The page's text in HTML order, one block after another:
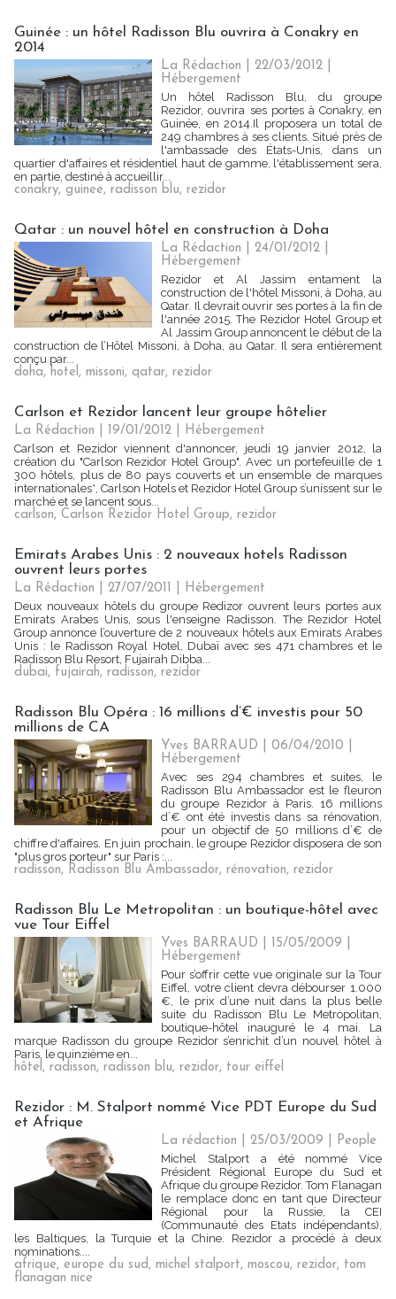
Guinée : un hôtel Radisson Blu ouvrira à Conakry en
2014
La Rédaction | 22/03/2012
Hébergement
Un hôtel Radisson Blu, du groupe
Rezidor, ouvrira ses portes à Conakry, en
Guinée, en 2014.Il proposera un total de
249 chambres à ses clients. Situé près de
l'ambassade des États-Unis, dans un
quartier d'affaires et résidentiel haut de gamme, l'établissement sera,
en partie, destiné à accueillir...
conakry, guinee, radisson blu, rezidor
Qatar : un nouvel hôtel en construction à Doha
La Rédaction | 24/01/2012
Hébergement
Rezidor et Al Jassim entament la
construction de l'hôtel Missoni, à Doha, au
Qatar. Il devrait ouvrir ses portes à la fin de
l'année 2015. The Rezidor Hotel Group et
Al Jassim Group annoncent le début de la
construction de l’Hôtel Missoni, à Doha, au Qatar. Il sera entièrement
conçu par...
doha, hotel, missoni, qatar, rezidor
Carlson et Rezidor lancent leur groupe hôtelier
La Rédaction | 19/01/2012
Hébergement
Carlson et Rezidor viennent d'annoncer, jeudi 19 janvier 2012, la
création du "Carlson Rezidor Hotel Group". Avec un portefeuille de 1
300 hôtels, plus de 80 pays couverts et un ensemble de marques
internationales*, Carlson Hotels et Rezidor Hotel Group s’unissent sur le
marché et se lancent sous...
carlson, Carlson Rezidor Hotel Group, rezidor
Emirats Arabes Unis : 2 nouveaux hotels Radisson
ouvrent leurs portes
La Rédaction | 27/07/2011
Hébergement
Deux nouveaux hôtels du groupe Redizor ouvrent leurs portes aux
Emirats Arabes Unis, sous l'enseigne Radisson. The Rezidor Hotel
Group annonce l’ouverture de 2 nouveaux hôtels aux Emirats Arabes
Unis : le Radisson Royal Hotel, Dubaï avec ses 471 chambres et le
Radisson Blu Resort, Fujairah Dibba...
dubai, fujairah, radisson, rezidor
Radisson Blu Opéra : 16 millions d’€ investis pour 50
millions de CA
Yves BARRAUD | 06/04/2010
Hébergement
Avec ses 294 chambres et suites, le
Radisson Blu Ambassador est le fleuron
du groupe Rezidor à Paris. 16 millions
d’€ ont été investis dans sa rénovation,
pour un objectif de 50 millions d’€ de
chiffre d'affaires. En juin prochain, le groupe Rezidor disposera de son
"plus gros porteur" sur Paris :...
radisson, Radisson Blu Ambassador, rénovation, rezidor
Radisson Blu Le Metropolitan : un boutique-hôtel avec
vue Tour Eiffel
Yves BARRAUD | 15/05/2009
Hébergement
Pour s’offrir cette vue originale sur la Tour
Eiffel, votre client devra débourser 1.000
€, le prix d’une nuit dans la plus belle
suite du Radisson Blu Le Metropolitan,
boutique-hôtel inauguré le 4 mai. La
marque Radisson du groupe Rezidor s’enrichit d’un nouvel hôtel à
Paris, le quinzième en...
hôtel, radisson, radisson blu, rezidor, tour eiffel
Rezidor : M. Stalport nommé Vice PDT Europe du Sud
et Afrique
La rédaction | 25/03/2009
People
Michel Stalport a été nommé Vice
Président Régional Europe du Sud et
Afrique du groupe Rezidor. Tom Flanagan
le remplace donc en tant que Directeur
Régional pour la Russie, la CEI
(Communauté des Etats indépendants),
les Baltiques, la Turquie et la Chine. Rezidor a procédé à deux
nominations....
afrique, europe du sud, michel stalport, moscou, rezidor, tom
flanagan nice